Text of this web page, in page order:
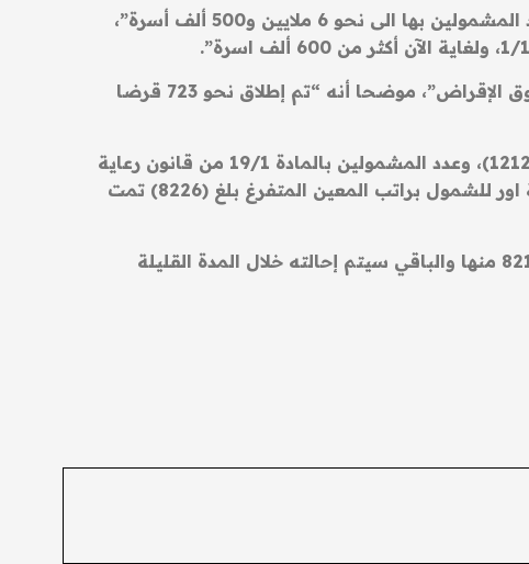
وذكر أنه “تم إرسال بيانات 500 ألف فرد جديد الى وزارة التجارة لغرض الشمول بالسلة الغذائية ليصل عدد المشمولين بها الى نحو 6 ملايين و500 ألف أسرة”،
وفيما يتعلق بالقروض، ذكر الأسدي “اطلقنا نحو 3122 قرضا للمستفيدين في محافظة ميسان ضمن صندوق الإقراض”، موضحا أنه “تم إطلاق نحو 723 قرضا
وبشأن ذوي الإعاقة والاحتياجات الخاصة، أكد أن “عدد المستفيدين من راتب المعين المتفرغ في ميسان (12121)، وعدد المشمولين بالمادة 19/1 من قانون رعاية
ذوي الإعاقة الخاصة بفقرة التفرغ الوظيفي (238) خلال عام 2023″، موضحا أن “عدد المتقدمين على منصة اور للشمول براتب المعين المتفرغ بلغ (8226) تمت
وأشار الى أنه “تمت الموافقة على طلبات خاصة للشمول براتب المعين المتفرغ لـ(1118) طلبا وأحيل نحو 821 منها والباقي سيتم إحالته خلال المدة القليلة